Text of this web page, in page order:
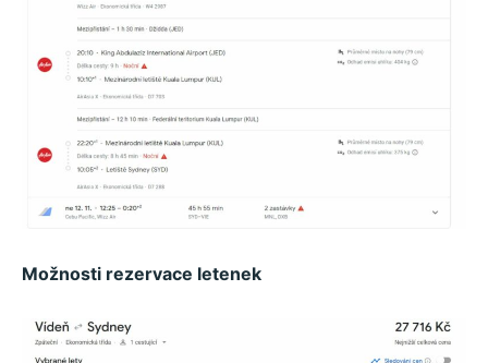
Možnosti rezervace letenek